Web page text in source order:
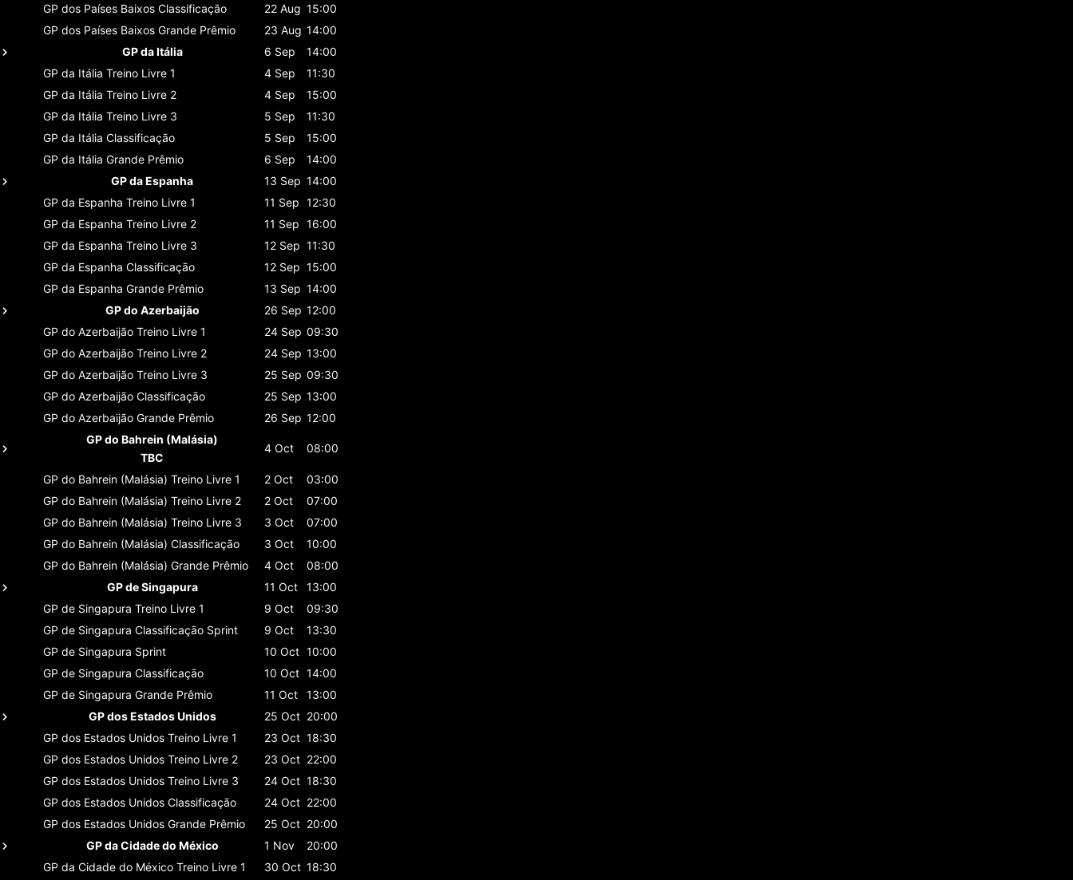
GP dos Países Baixos Classificaçāo 22 Aug 15:00
GP dos Países Baixos Grande Prêmio 23 Aug 14:00
GP da Itália
6 Sep
14:00
GP da Itália Treino Livre 1 4 Sep
11:30
GP da Itália Treino Livre 2 4 Sep
15:00
GP da Itália Treino Livre 3 5 Sep
11:30
GP da Itália Classificaçāo 5 Sep
15:00
GP da Itália Grande Prêmio 6 Sep
14:00
GP da Espanha
13 Sep 14:00
GP da Espanha Treino Livre 1 11 Sep 12:30
GP da Espanha Treino Livre 2 11 Sep 16:00
GP da Espanha Treino Livre 3 12 Sep 11:30
GP da Espanha Classificaçāo 12 Sep 15:00
GP da Espanha Grande Prêmio 13 Sep 14:00
GP do Azerbaijão
26 Sep 12:00
GP do Azerbaijão Treino Livre 1 24 Sep 09:30
GP do Azerbaijão Treino Livre 2 24 Sep 13:00
GP do Azerbaijão Treino Livre 3 25 Sep 09:30
GP do Azerbaijão Classificaçāo 25 Sep 13:00
GP do Azerbaijão Grande Prêmio 26 Sep 12:00
GP do Bahrein (Malásia)
TBC
4 Oct 08:00
GP do Bahrein (Malásia) Treino Livre 1 2 Oct
03:00
GP do Bahrein (Malásia) Treino Livre 2 2 Oct
07:00
GP do Bahrein (Malásia) Treino Livre 3 3 Oct
07:00
GP do Bahrein (Malásia) Classificaçāo 3 Oct
10:00
GP do Bahrein (Malásia) Grande Prêmio 4 Oct
08:00
GP de Singapura
11 Oct
13:00
GP de Singapura Treino Livre 1 9 Oct
09:30
GP de Singapura Classificaçāo Sprint 9 Oct
13:30
GP de Singapura Sprint 10 Oct 10:00
GP de Singapura Classificaçāo 10 Oct 14:00
GP de Singapura Grande Prêmio 11 Oct
13:00
GP dos Estados Unidos
25 Oct 20:00
GP dos Estados Unidos Treino Livre 1 23 Oct 18:30
GP dos Estados Unidos Treino Livre 2 23 Oct 22:00
GP dos Estados Unidos Treino Livre 3 24 Oct 18:30
GP dos Estados Unidos Classificaçāo 24 Oct 22:00
GP dos Estados Unidos Grande Prêmio 25 Oct 20:00
GP da Cidade do México
1 Nov
20:00
GP da Cidade do México Treino Livre 1 30 Oct 18:30